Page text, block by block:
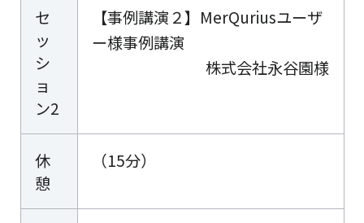
セ
ッ
シ
ョ
ン2
【事例講演２】MerQuriusユーザ
ー様事例講演
株式会社永谷園様
休
憩
（15分）